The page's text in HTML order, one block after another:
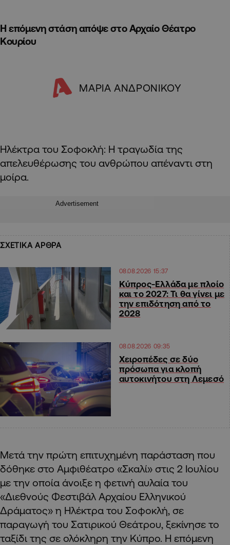
Η επόμενη στάση απόψε στο Αρχαίο Θέατρο
Κουρίου
MΑΡΙΑ ΑΝΔΡΟΝΙΚΟΥ
Ηλέκτρα του Σοφοκλή: Η τραγωδία της
απελευθέρωσης του ανθρώπου απέναντι στη
μοίρα.
Advertisement
ΣΧΕΤΙΚΑ ΑΡΘΡΑ
08.08.2026 15:37
Κύπρος-Ελλάδα με πλοίο
και το 2027: Τι θα γίνει με
την επιδότηση από το
2028
08.08.2026 09:35
Χειροπέδες σε δύο
πρόσωπα για κλοπή
αυτοκινήτου στη Λεμεσό
Μετά την πρώτη επιτυχημένη παράσταση που
δόθηκε στο Αμφιθέατρο «Σκαλί» στις 2 Ιουλίου
με την οποία άνοιξε η φετινή αυλαία του
«Διεθνούς Φεστιβάλ Αρχαίου Ελληνικού
Δράματος» η Ηλέκτρα του Σοφοκλή, σε
παραγωγή του Σατιρικού Θεάτρου, ξεκίνησε το
ταξίδι της σε ολόκληρη την Κύπρο. Η επόμενη